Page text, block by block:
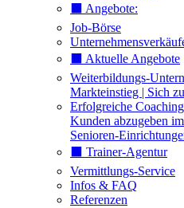
⬛️ Angebote:
Job-Börse
⬛️ Aktuelle Angebote
Weiterbildungs-
Markteinstieg | Sich
Erfolgreiche
Kunden abzugeben
Senioren-
⬛️ Trainer-Agentur
Vermittlungs-Service
Infos & FAQ
Referenzen